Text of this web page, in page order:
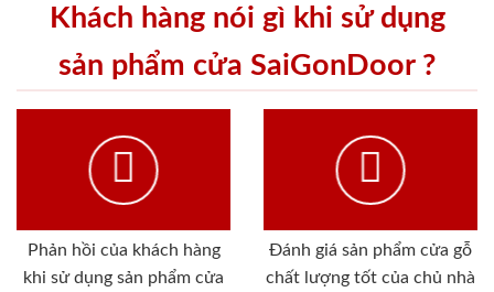
Khách hàng nói gì khi sử dụng
sản phẩm cửa SaiGonDoor ?
Phản hồi của khách hàng
khi sử dụng sản phẩm cửa
Đánh giá sản phẩm cửa gỗ
chất lượng tốt của chủ nhà